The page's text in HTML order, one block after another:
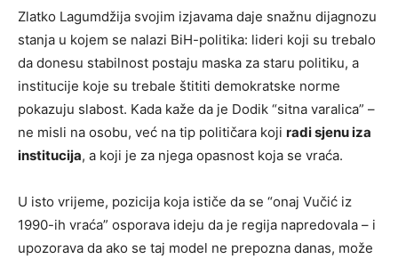
Zlatko Lagumdžija svojim izjavama daje snažnu dijagnozu
stanja u kojem se nalazi BiH-politika: lideri koji su trebalo
da donesu stabilnost postaju maska za staru politiku, a
institucije koje su trebale štititi demokratske norme
pokazuju slabost. Kada kaže da je Dodik “sitna varalica” –
ne misli na osobu, već na tip političara koji radi sjenu iza
institucija, a koji je za njega opasnost koja se vraća.
U isto vrijeme, pozicija koja ističe da se “onaj Vučić iz
1990-ih vraća” osporava ideju da je regija napredovala – i
upozorava da ako se taj model ne prepozna danas, može